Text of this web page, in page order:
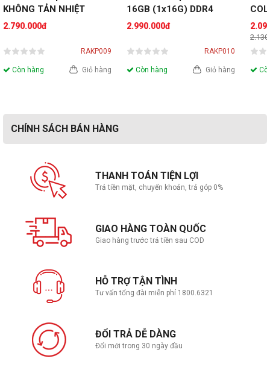
KHÔNG TẢN NHIỆT
16GB (1x16GB)
2.790.000đ
RAKP009
Còn hàng Giỏ hàng
16GB (1x16G) DDR4
3200MHz Gaming Storm
2.990.000đ
RAKP010
Còn hàng Giỏ hàng
CHÍNH SÁCH BÁN HÀNG
THANH TOÁN TIỆN LỢI
Trả tiền mặt, chuyển khoản, trả góp 0%
GIAO HÀNG TOÀN QUỐC
Giao hàng trước trả tiền sau COD
HỖ TRỢ TẬN TÌNH
Tư vấn tổng đài miễn phí 1800.6321
ĐỔI TRẢ DỄ DÀNG
Đổi mới trong 30 ngày đầu